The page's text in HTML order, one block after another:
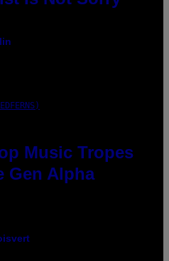
Music Tropes
Gen Alpha